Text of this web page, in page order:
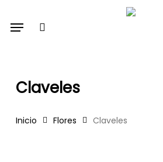
Menu
Claveles
Inicio Flores Claveles